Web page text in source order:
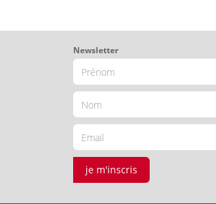
Newsletter
je m'inscris